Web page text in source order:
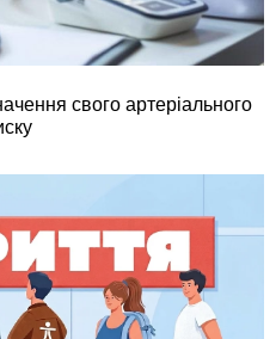
свого артеріального